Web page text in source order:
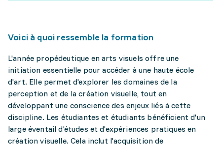
Voici à quoi ressemble la formation
L'année propédeutique en arts visuels offre une
initiation essentielle pour accéder à une haute école
d'art. Elle permet d'explorer les domaines de la
perception et de la création visuelle, tout en
développant une conscience des enjeux liés à cette
discipline. Les étudiantes et étudiants bénéficient d'un
large éventail d'études et d'expériences pratiques en
création visuelle. Cela inclut l'acquisition de